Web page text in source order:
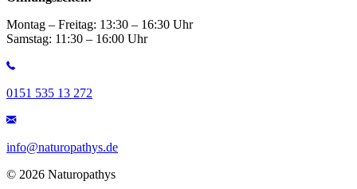
Montag – Freitag: 13:30 – 16:30 Uhr
Samstag: 11:30 – 16:00 Uhr
0151 535 13 272
info@naturopathys.de
© 2026 Naturopathys